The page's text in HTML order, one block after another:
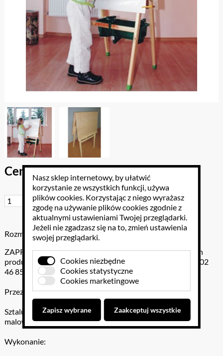
Cena brutto: 908.97 PLN
Do koszyka
Rozmiar: po złożeniu:wys.124cm,szer.70cm,gr.8cm
ZAPROPONUJ SWÓJ RABAT - jeżeli znaleźli Państwo ten
produkt w niższej cenie , proszę o informację pod numer 602
46 85 85 lub na e-maila szkola-marzen@wp.pl
Przeznaczenie:
Sztaluga służy do samodzielnego nauczania rysunku i
malowania w przedszkolu, oraz szkole podstawowej.
Wykonanie:
Nasz sklep internetowy, by ułatwić
korzystanie ze wszystkich funkcji, używa
plików cookies. Korzystając z niego wyrażasz
zgodę na używanie plików cookies zgodnie z
aktualnymi ustawieniami Twojej przeglądarki.
Jeżeli nie zgadzasz się na to, zmień ustawienia
swojej przeglądarki.
Cookies niezbędne
Cookies statystyczne
Cookies marketingowe
Zapisz wybrane Zaakceptuj wszystkie